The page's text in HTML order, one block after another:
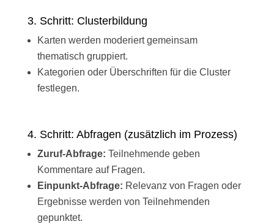
3. Schritt: Clusterbildung
Karten werden moderiert gemeinsam
thematisch gruppiert.
Kategorien oder Überschriften für die Cluster
festlegen.
4. Schritt: Abfragen (zusätzlich im Prozess)
Zuruf-Abfrage: Teilnehmende geben
Kommentare auf Fragen.
Einpunkt-Abfrage: Relevanz von Fragen oder
Ergebnisse werden von Teilnehmenden
gepunktet.